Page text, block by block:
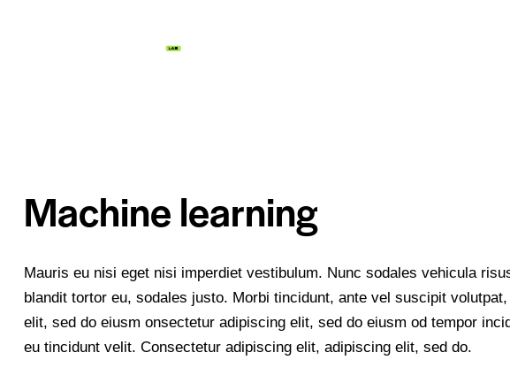
Machine learning
Mauris eu nisi eget nisi imperdiet vestibulum. Nunc sodales vehicula
blandit tortor eu, sodales justo. Morbi tincidunt, ante vel suscipit
elit, sed do eiusm onsectetur adipiscing elit, sed do eiusm od tempor
eu tincidunt velit. Consectetur adipiscing elit, adipiscing elit, sed do.